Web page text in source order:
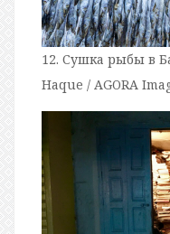
12. Сушка рыбы в
Haque / AGORA